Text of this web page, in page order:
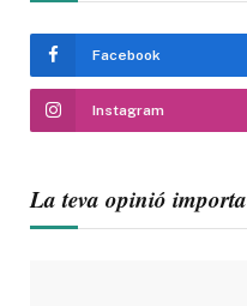
Facebook
Instagram
La teva opinió importa